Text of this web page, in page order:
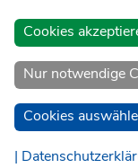
Cookies
Nur notwendige
Cookies
|